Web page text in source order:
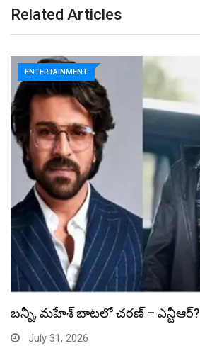
Related Articles
ENTERTAINMENT
స్పైడర్ మ్యాన్ బాక్సాఫీస్ రికార్డు బద్దలు
July 31, 2026